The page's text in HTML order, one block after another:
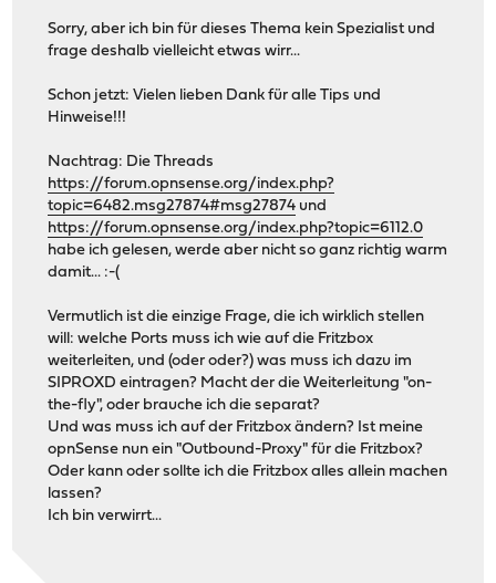
Sorry, aber ich bin für dieses Thema kein Spezialist und
frage deshalb vielleicht etwas wirr...
Schon jetzt: Vielen lieben Dank für alle Tips und
Hinweise!!!
Nachtrag: Die Threads
https://forum.opnsense.org/index.php?
topic=6482.msg27874#msg27874 und
https://forum.opnsense.org/index.php?topic=6112.0
habe ich gelesen, werde aber nicht so ganz richtig warm
damit... :-(
Vermutlich ist die einzige Frage, die ich wirklich stellen
will: welche Ports muss ich wie auf die Fritzbox
weiterleiten, und (oder oder?) was muss ich dazu im
SIPROXD eintragen? Macht der die Weiterleitung "on-
the-fly", oder brauche ich die separat?
Und was muss ich auf der Fritzbox ändern? Ist meine
opnSense nun ein "Outbound-Proxy" für die Fritzbox?
Oder kann oder sollte ich die Fritzbox alles allein machen
lassen?
Ich bin verwirrt...